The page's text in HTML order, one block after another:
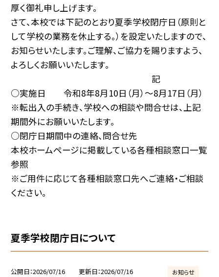
厚く御礼申し上げます。
さて、本校では下記のとおり夏季学校閉庁日（原則と
して学校の業務を休止する。）を設定いたしますので、
お知らせいたします。ご理解、ご協力を賜りますよう、
よろしくお願いいたします。
記
○実施日 令和8年8月10日（月）～8月17日（月）
※転出入の手続き、学校への相談や問合せは、上記
期間外にお願いいたします。
○閉庁日期間中の連絡、問合せ先
本校ホームページに掲載している各種相談窓口一覧
参照
※ご用件に応じて各種相談窓口先へご連絡・ご相談
ください。
夏季学校閉庁日について
公開日 2026/07/16 更新日 2026/07/16 お知らせ